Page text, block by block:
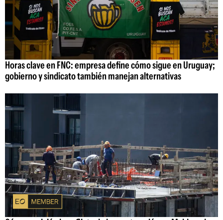
Horas clave en FNC: empresa define cómo sigue en Uruguay;
gobierno y sindicato también manejan alternativas